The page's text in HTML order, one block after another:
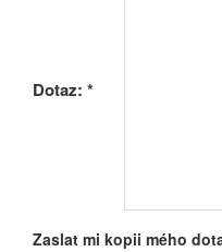
Dotaz: *
Zaslat mi kopii mého